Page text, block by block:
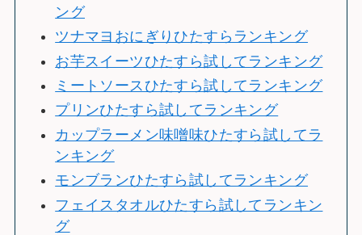
ング
ツナマヨおにぎりひたすらランキング
お芋スイーツひたすら試してランキング
ミートソースひたすら試してランキング
プリンひたすら試してランキング
カップラーメン味噌味ひたすら試してラ
ンキング
モンブランひたすら試してランキング
フェイスタオルひたすら試してランキン
グ